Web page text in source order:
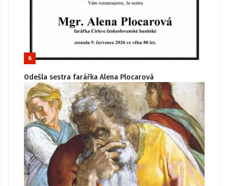
6
Odešla sestra farářka Alena Plocarová